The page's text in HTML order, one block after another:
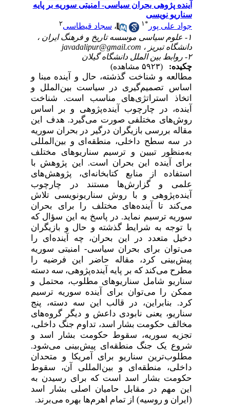
آینده پژوهی بحران سیاسی- امنیتی سوریه بر پایه
سناریو نویسی
جواد علی پور
۱ ،سجاد قیطاسی
۱- علوم سیاسی موسسه تاریخ و فرهنگ ایران ،
دانشگاه تبریز ، javadalipur@gmail.com
چکیده:
مطالعه و شناخت گذشته، حال و آینده مبنا و
اساس تصمیم‌گیری در سیاست بین‌الملل و
اتخاذ استراتژی‌های مناسب است. شناخت
آینده، در چارچوب آینده‌پژوهی و بر اساس
روش‌های مختلفی صورت می‌گیرد. هدف این
مقاله بررسی بازیگران درگیر در بحران سوریه
در سه سطح داخلی، منطقه‌ای و بین‌المللی
به‌منظور تبیین و ترسیم سناریوهای مختلف
برای آینده این بحران است. این پژوهش با
استفاده از منابع کتابخانه‌ای، پژوهش‌های
علمی و گزارش‌ها مستند در چارچوب
آینده‌پژوهی و با روش سناریونویسی تلاش
می‌کند تا آینده‌های مختلف را برای بحران
سوریه ترسیم نماید. در پاسخ به این سؤال که
با توجه به شرایط گذشته و حال و بازیگران
دخیل متعدد در این بحران، چه آینده‌ای را
می‌توان برای بحران سیاسی- امنیتی سوریه
پیش‌بینی کرد، مقاله حاضر این فرضیه را
مطرح می‌کند که بر پایه آینده‌پژوهی، سه دسته
سناریو شامل سناریوهای مطلوب، محتمل و
ممکن را می‌توان برای آینده سوریه ترسیم
کرد. بنابراین، در قالب این سه دسته، پنج
سناریو، یعنی نابودی داعش و دیگر گروه‌های
مخالف حکومت بشار اسد، تداوم جنگ داخلی،
تجزیه سوریه، سقوط حکومت بشار اسد و
شروع یک جنگ منطقه‌ای پیش‌بینی می‌شود.
مطلوب‌ترین سناریو برای آمریکا و متحدان
داخلی، منطقه‌ای و بین‌المللی آن، سقوط
حکومت بشار اسد است که برای رسیدن به
این مهم در مقابل حامیان اصلی بشار اسد
(ایران و روسیه) از تمام اهرم‌ها بهره می‌برند.